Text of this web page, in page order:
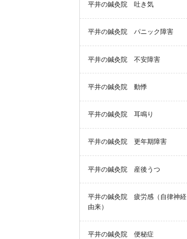
平井の鍼灸院 吐き気
平井の鍼灸院 パニック障害
平井の鍼灸院 不安障害
平井の鍼灸院 動悸
平井の鍼灸院 耳鳴り
平井の鍼灸院 更年期障害
平井の鍼灸院 産後うつ
平井の鍼灸院 疲労感（自律神経
由来）
平井の鍼灸院 便秘症